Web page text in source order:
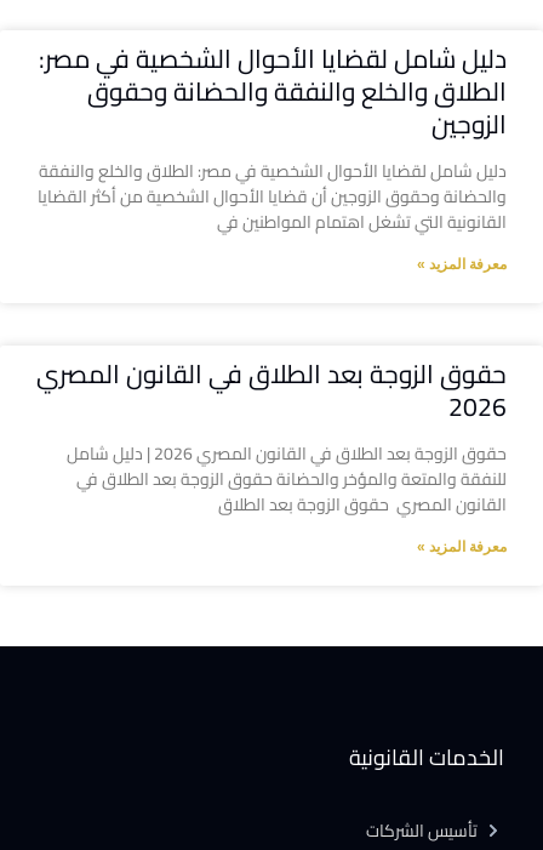
دليل شامل لقضايا الأحوال الشخصية في مصر:
الطلاق والخلع والنفقة والحضانة وحقوق
الزوجين
دليل شامل لقضايا الأحوال الشخصية في مصر: الطلاق والخلع والنفقة
والحضانة وحقوق الزوجين أن قضايا الأحوال الشخصية من أكثر القضايا
القانونية التي تشغل اهتمام المواطنين في
معرفة المزيد »
حقوق الزوجة بعد الطلاق في القانون المصري
2026
حقوق الزوجة بعد الطلاق في القانون المصري 2026 | دليل شامل
للنفقة والمتعة والمؤخر والحضانة حقوق الزوجة بعد الطلاق في
القانون المصري حقوق الزوجة بعد الطلاق
معرفة المزيد »
الخدمات القانونية
تأسيس الشركات